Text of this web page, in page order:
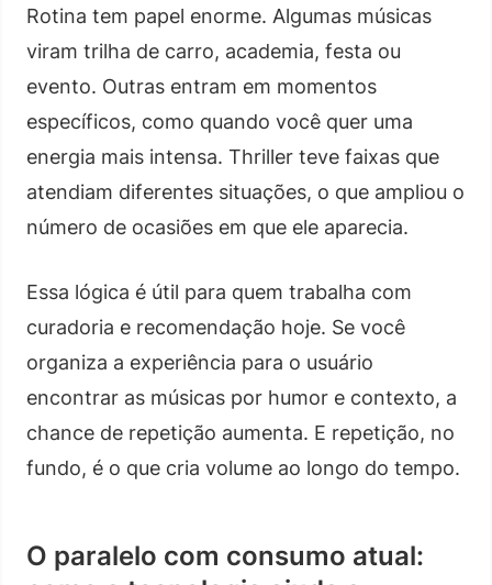
Rotina tem papel enorme. Algumas músicas
viram trilha de carro, academia, festa ou
evento. Outras entram em momentos
específicos, como quando você quer uma
energia mais intensa. Thriller teve faixas que
atendiam diferentes situações, o que ampliou o
número de ocasiões em que ele aparecia.
Essa lógica é útil para quem trabalha com
curadoria e recomendação hoje. Se você
organiza a experiência para o usuário
encontrar as músicas por humor e contexto, a
chance de repetição aumenta. E repetição, no
fundo, é o que cria volume ao longo do tempo.
O paralelo com consumo atual: